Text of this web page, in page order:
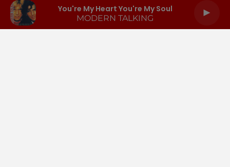
You're My Heart You're My Soul
MODERN TALKING